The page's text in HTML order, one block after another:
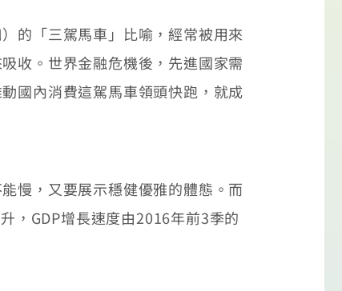
的「三駕馬車」比喻，經常被用來
收。世界金融危機後，先進國家需
國內消費這駕馬車領頭快跑，就成
慢，又要展示穩健優雅的體態。而
，GDP增長速度由2016年前3季的